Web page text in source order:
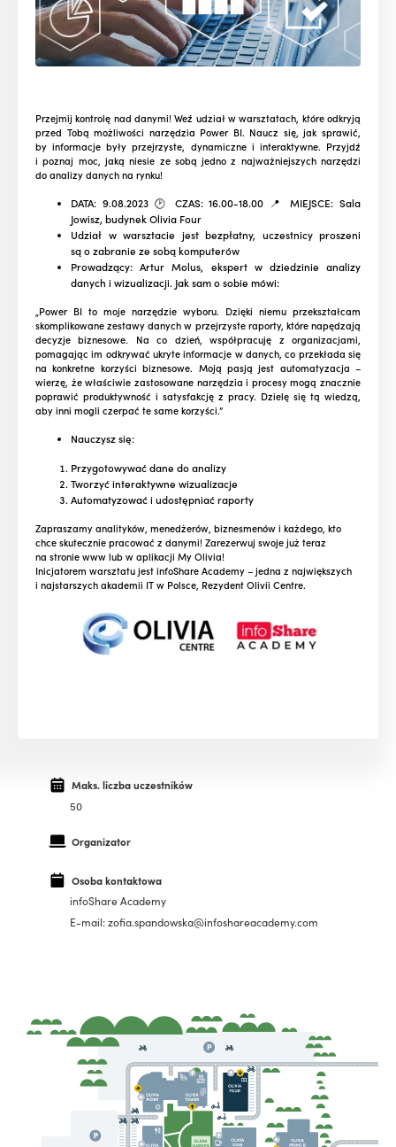
Przejmij kontrolę nad danymi! Weź udział w warsztatach, które odkryją
przed Tobą możliwości narzędzia Power BI. Naucz się, jak sprawić,
by informacje były przejrzyste, dynamiczne i interaktywne. Przyjdź
i poznaj moc, jaką niesie ze sobą jedno z najważniejszych narzędzi
do analizy danych na rynku!
DATA: 9.08.2023 🕑 CZAS: 16.00-18.00 📍 MIEJSCE: Sala
Jowisz, budynek Olivia Four
Udział w warsztacie jest bezpłatny, uczestnicy proszeni
są o zabranie ze sobą komputerów
Prowadzący: Artur Molus, ekspert w dziedzinie analizy
danych i wizualizacji. Jak sam o sobie mówi:
„Power BI to moje narzędzie wyboru. Dzięki niemu przekształcam
skomplikowane zestawy danych w przejrzyste raporty, które napędzają
decyzje biznesowe. Na co dzień, współpracuję z organizacjami,
pomagając im odkrywać ukryte informacje w danych, co przekłada się
na konkretne korzyści biznesowe. Moją pasją jest automatyzacja –
wierzę, że właściwie zastosowane narzędzia i procesy mogą znacznie
poprawić produktywność i satysfakcję z pracy. Dzielę się tą wiedzą,
aby inni mogli czerpać te same korzyści.”
Nauczysz się:
Przygotowywać dane do analizy
Tworzyć interaktywne wizualizacje
Automatyzować i udostępniać raporty
Zapraszamy analityków, menedżerów, biznesmenów i każdego, kto
chce skutecznie pracować z danymi! Zarezerwuj swoje już teraz
na stronie www lubw aplikacji My Olivia!
Inicjatorem warsztatu jest infoShare Academy – jedna z największych
i najstarszych akademii IT w Polsce, Rezydent Olivii Centre.
Maks. liczba uczestników
50
Organizator
Osoba kontaktowa
infoShare Academy
E-mail: zofia.spandowska@infoshareacademy.com